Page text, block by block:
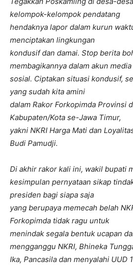
kelompok-kelompok pendatang
hendaknya lapor dalam kurun
menciptakan lingkungan
kondusif dan damai. Stop berita
membagikannya dalam akun media
sosial. Ciptakan situasi kondusif,
yang sudah kita amini
dalam Rakor Forkopimda Provinsi
Kabupaten/Kota se-Jawa Timur,
yakni NKRI Harga Mati dan
Budi Pamudji.
Di akhir rakor kali ini, wakil bupati
kesimpulan pernyataan sikap
presiden bagi siapa saja
yang berupaya memecah belah
Forkopimda tidak ragu untuk
menindak segala bentuk ucapan
mengganggu NKRI, Bhineka
Ika, Pancasila dan menyalahi UUD